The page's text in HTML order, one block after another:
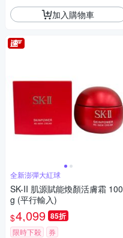
加入購物車
全新澎彈大紅球
SK-II 肌源賦能煥顏活膚霜 100
g (平行輸入)
$4,099 85折
限時下殺 券